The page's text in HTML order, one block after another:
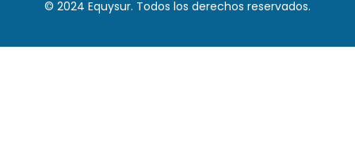
© 2024 Equysur. Todos los derechos reservados.